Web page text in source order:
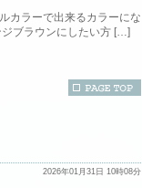
カラーで出来るカラーにな
ブラウンにしたい方 […]
2026年01月31日 10時08分